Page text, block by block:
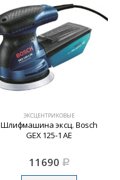
ЭКСЦЕНТРИКОВЫЕ
Шлифмашина эксц. Bosch
GEX 125-1 AE
11690 Р